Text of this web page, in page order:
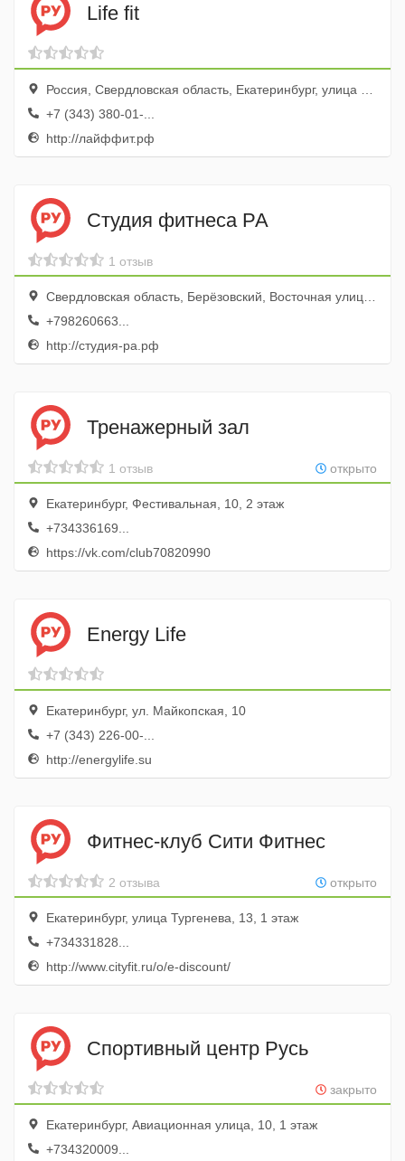
Life fit
Россия, Свердловская область, Екатеринбург, улица Степана Разина, 95
+7 (343) 380-01-...
http://лайффит.рф
Студия фитнеса РА
1 отзыв
Свердловская область, Берёзовский, Восточная улица, 3А, офис 606, 6 этаж; вход слева от Дикси
+798260663...
http://студия-ра.рф
Тренажерный зал
открыто
1 отзыв
Екатеринбург, Фестивальная, 10, 2 этаж
+734336169...
https://vk.com/club70820990
Energy Life
Екатеринбург, ул. Майкопская, 10
+7 (343) 226-00-...
http://energylife.su
Фитнес-клуб Сити Фитнес
открыто
2 отзыва
Екатеринбург, улица Тургенева, 13, 1 этаж
+734331828...
http://www.cityfit.ru/o/e-discount/
Спортивный центр Русь
закрыто
Екатеринбург, Авиационная улица, 10, 1 этаж
+734320009...